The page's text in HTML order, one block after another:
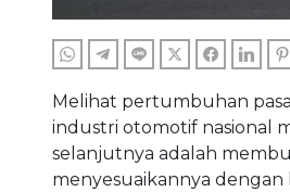
WHATSAPPTELEGRAM
LINE TWITTERFACEBOOK
Melihat pertumbuhan
industri otomotif nasional
selanjutnya adalah
menyesuaikannya